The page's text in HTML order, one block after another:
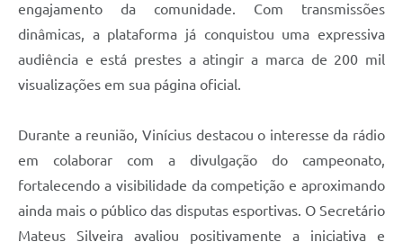
engajamento da comunidade. Com transmissões
dinâmicas, a plataforma já conquistou uma expressiva
audiência e está prestes a atingir a marca de 200 mil
visualizações em sua página oficial.
Durante a reunião, Vinícius destacou o interesse da rádio
em colaborar com a divulgação do campeonato,
fortalecendo a visibilidade da competição e aproximando
ainda mais o público das disputas esportivas. O Secretário
Mateus Silveira avaliou positivamente a iniciativa e